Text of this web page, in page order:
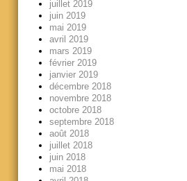
juillet 2019
juin 2019
mai 2019
avril 2019
mars 2019
février 2019
janvier 2019
décembre 2018
novembre 2018
octobre 2018
septembre 2018
août 2018
juillet 2018
juin 2018
mai 2018